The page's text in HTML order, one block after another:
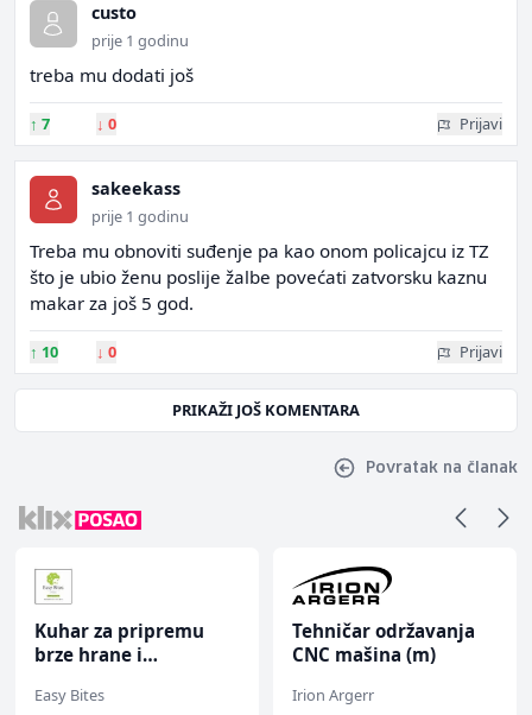
custo
prije 1 godinu
treba mu dodati još
↑ 7 ↓ 0 Prijavi
sakeekass
prije 1 godinu
Treba mu obnoviti suđenje pa kao onom policajcu iz TZ
što je ubio ženu poslije žalbe povećati zatvorsku kaznu
makar za još 5 god.
↑ 10 ↓ 0 Prijavi
PRIKAŽI JOŠ KOMENTARA
Povratak na članak
Kuhar za pripremu
brze hrane i
ž)
Easy Bites
Tehničar održavanja
CNC mašina (m)
Irion Argerr